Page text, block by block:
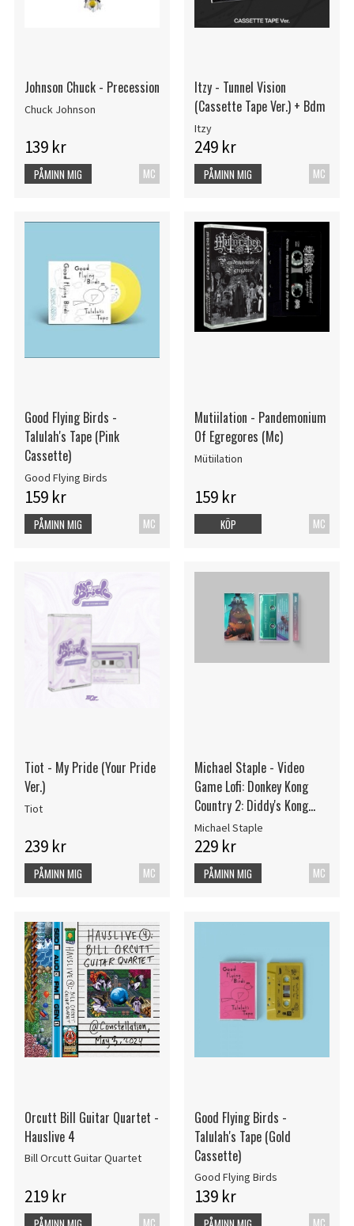
Johnson Chuck - Precession
Chuck Johnson
139 kr
MC
PÅMINN MIG
Itzy - Tunnel Vision
(Cassette Tape Ver.) + Bdm
Itzy
249 kr
MC
PÅMINN MIG
Good Flying Birds -
Talulah's Tape (Pink
Cassette)
Good Flying Birds
159 kr
MC
PÅMINN MIG
Mutiilation - Pandemonium
Of Egregores (Mc)
Mütiilation
159 kr
MC
KÖP
Tiot - My Pride (Your Pride
Ver.)
Tiot
239 kr
MC
PÅMINN MIG
Michael Staple - Video
Game Lofi: Donkey Kong
Country 2: Diddy's Kong
Quest (Clear
Michael Staple
229 kr
MC
PÅMINN MIG
Orcutt Bill Guitar Quartet -
Hauslive 4
Bill Orcutt Guitar Quartet
219 kr
Good Flying Birds -
Talulah's Tape (Gold
Cassette)
Good Flying Birds
139 kr